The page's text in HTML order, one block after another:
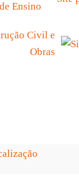
Ensino
Civil e
Obras